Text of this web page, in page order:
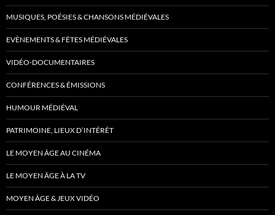
MUSIQUES, POÉSIES & CHANSONS MÉDIÉVALES
EVÈNEMENTS & FÊTES MÉDIÉVALES
VIDÉO-DOCUMENTAIRES
CONFÉRENCES & ÉMISSIONS
HUMOUR MÉDIÉVAL
PATRIMOINE, LIEUX D’INTÉRÊT
LE MOYEN ÂGE AU CINÉMA
LE MOYEN ÂGE À LA TV
MOYEN ÂGE & JEUX VIDÉO